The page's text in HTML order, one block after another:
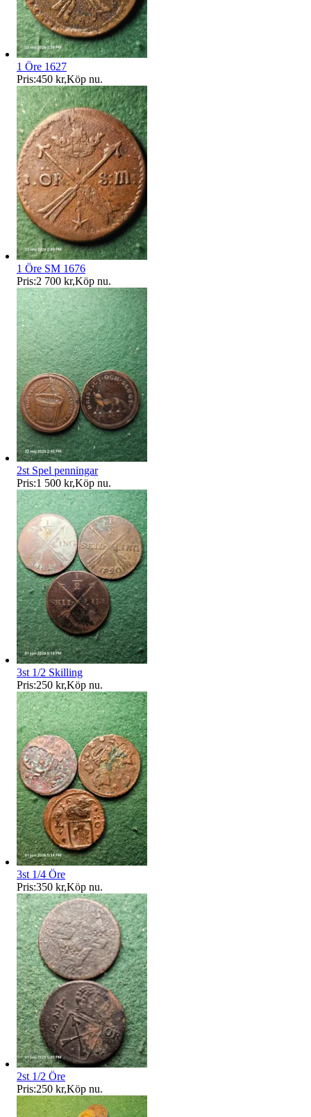
1 Öre 1627
Pris:450 kr,Köp nu.
1 Öre SM 1676
Pris:2 700 kr,Köp nu.
2st Spel penningar
Pris:1 500 kr,Köp nu.
3st 1/2 Skilling
Pris:250 kr,Köp nu.
3st 1/4 Öre
Pris:350 kr,Köp nu.
2st 1/2 Öre
Pris:250 kr,Köp nu.